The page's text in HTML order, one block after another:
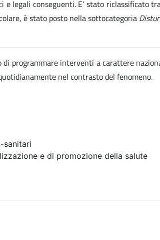
e legali conseguenti. E’ stato riclassificato
è stato posto nella sottocategoria
programmare interventi a carattere
nel contrasto del fenomeno.
sanitari
e di promozione della salute